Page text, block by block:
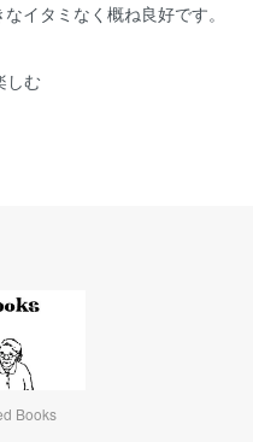
イタミなく概ね良好です。
しむ
Books